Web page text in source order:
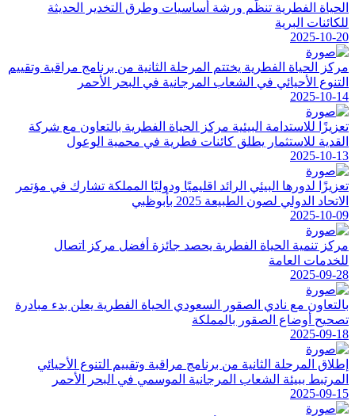
الحياة الفطرية تنظّم ورشة أساسيات وطرق التخدير الحديثة
للكائنات البرية
2025-10-20
مركز الحياة الفطرية يختتم المرحلة الثانية من برنامج مراقبة وتقييم
التنوع الأحيائي في الشعاب المرجانية في البحر الأحمر
2025-10-14
تعزيزًا للاستدامة البيئية مركز الحياة الفطرية بالتعاون مع شركة
القدية للاستثمار يطلق كائنات فطرية في محمية الوعول
2025-10-13
تعزيزًا لدورها البيئي الرائد اقليميًا ودوليًا المملكة تشارك في مؤتمر
الاتحاد الدولي لصون الطبيعة 2025 بأبوظبي
2025-10-09
مركز تنمية الحياة الفطرية يحصد جائزة أفضل مركز اتصال
للخدمات العامة
2025-09-28
بالتعاون مع نادي الصقور السعودي الحياة الفطرية يعلن بدء مبادرة
تصحيح أوضاع الصقور بالمملكة
2025-09-18
إطلاق المرحلة الثانية من برنامج مراقبة وتقييم التنوع الأحيائي
المرتبط ببيئة الشعاب المرجانية الموسمي في البحر الأحمر
2025-09-15